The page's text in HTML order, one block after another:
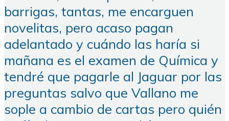
barrigas, tantas, me encarguen
novelitas, pero acaso pagan
adelantado y cuándo las haría si
mañana es el examen de Química y
tendré que pagarle al Jaguar por las
preguntas salvo que Vallano me
sople a cambio de cartas pero quién